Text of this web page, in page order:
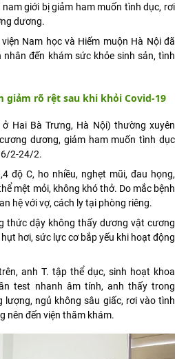
giới bị giảm ham muốn tình dục, rơi
dương.
Nam học và Hiếm muộn Hà Nội đã
đến khám sức khỏe sinh sản, tình
giảm rõ rệt sau khi khỏi Covid-19
Hai Bà Trưng, Hà Nội) thường xuyên
dương, giảm ham muốn tình dục
2-24/2.
độ C, ho nhiều, nghẹt mũi, đau họng,
mệt mỏi, không khó thở. Do mắc bệnh
hệ với vợ, cách ly tại phòng riêng.
thức dậy không thấy dương vật cương
hơi, sức lực cơ bắp yếu khi hoạt động
anh T. tập thể dục, sinh hoạt khoa
test nhanh âm tính, anh thấy trong
lượng, ngủ không sâu giấc, rơi vào tình
nên đến viện thăm khám.